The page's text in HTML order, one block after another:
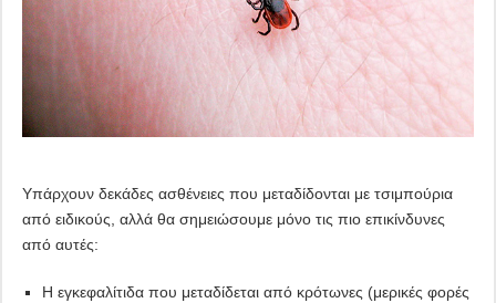
Υπάρχουν δεκάδες ασθένειες που μεταδίδονται με τσιμπούρια
από ειδικούς, αλλά θα σημειώσουμε μόνο τις πιο επικίνδυνες
από αυτές:
Η εγκεφαλίτιδα που μεταδίδεται από κρότωνες (μερικές φορές